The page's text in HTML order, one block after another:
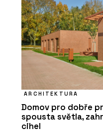
ARCHITEKTURA
Domov pro dobře
spousta světla,
cihel